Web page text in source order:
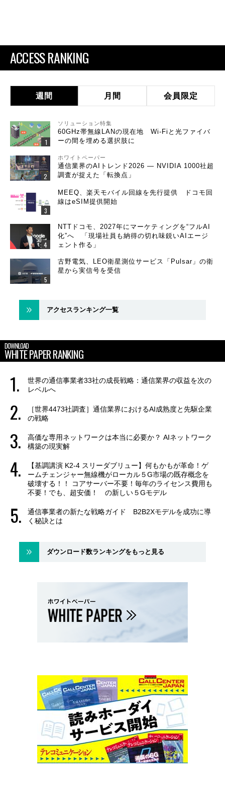
ACCESS RANKING
週間 月間 会員限定
ソリューション特集
60GHz帯無線LANの現在地 Wi-Fiと光ファイバ
ーの間を埋める選択肢に
ホワイトペーパー
通信業界のAIトレンド2026 ― NVIDIA 1000社超
調査が捉えた「転換点」
MEEQ、楽天モバイル回線を先行提供 ドコモ回
線はeSIM提供開始
NTTドコモ、2027年にマーケティングを“フルAI
化”へ 「現場社員も納得の切れ味鋭いAIエージ
ェント作る」
古野電気、LEO衛星測位サービス「Pulsar」の衛
星から実信号を受信
アクセスランキング一覧
DOWNLOAD
WHITE PAPER RANKING
世界の通信事業者33社の成長戦略：通信業界の収益を次の
レベルへ
［世界4473社調査］通信業界におけるAI成熟度と先駆企業
の戦略
高価な専用ネットワークは本当に必要か？ AIネットワーク
構築の現実解
【基調講演 K2-4 スリーダブリュー】何もかもが革命！ゲ
ームチェンジャー無線機がローカル５G市場の既存概念を
破壊する！！ コアサーバー不要！毎年のライセンス費用も
不要！でも、超安価！ の新しい５Gモデル
通信事業者の新たな戦略ガイド B2B2Xモデルを成功に導
く秘訣とは
ダウンロード数ランキングをもっと見る